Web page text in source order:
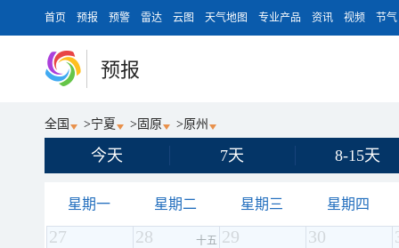
首页 预报 预警 雷达 云图 天气地图 专业产品 资讯 视频 节气
预报
全国 >宁夏 > 固原 >原州
今天 7天 8-15天
星期一 星期二 星期三 星期四
27 28 十五 29 30